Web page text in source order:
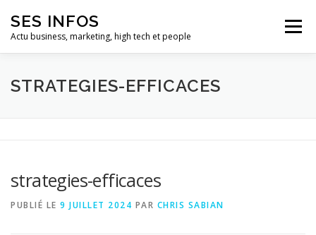
contenu
SES INFOS
Actu business, marketing, high tech et people
Menu
BUSINESS MARKETING
STRATEGIES-EFFICACES
strategies-efficaces
PUBLIÉ LE 9 JUILLET 2024 PAR CHRIS SABIAN